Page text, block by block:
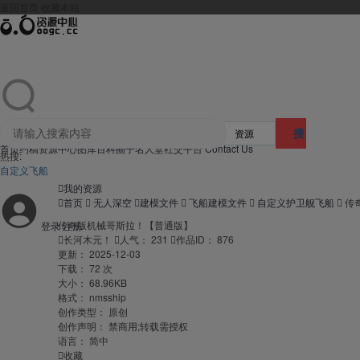
资源 搜
热搜:
自定义飞船
登录注册
首页约稿资源中心图库百科圈子名人堂社交平台 Contact Us
我的资源
首页  无人深空 建模文件  飞船建模文件  自定义护卫舰飞船  传
传奇版机械哥斯拉！【普通版】
长河木元！  人气： 231 作品ID： 876
更新： 2025-12-03
下载： 72 次
大小： 68.96KB
格式： nmsship
创作类型： 原创
创作声明： 禁商用;转载需授权
语言： 简中
收藏